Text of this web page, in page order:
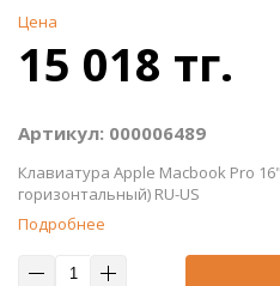
Цена
15 018 тг.
Артикул: 000006489
Клавиатура Apple Macbook Pro
горизонтальный) RU-US
Подробнее